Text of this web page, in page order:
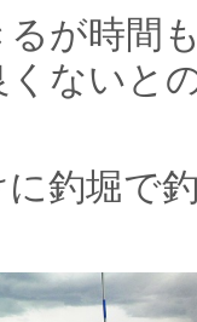
が時間
ないと
釣堀で